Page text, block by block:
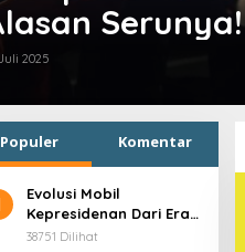
Serunya!
2025
Populer Komentar
Evolusi Mobil
Kepresidenan Dari Era
Soekarno
38751 Dilihat